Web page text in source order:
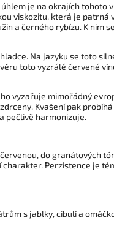
je na okrajích tohoto
viskozitu, která je patrná
a černého rybízu. K nim
Na jazyku se toto
toto vyzrálé červené
vyzařuje mimořádný
Kvašení pak
pečlivě harmonizuje.
do granátových
charakter. Perzistence je
s jablky, cibulí a